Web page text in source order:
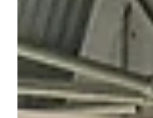
(CSWT) bei refraktärer
Symptome, Belastbarkeit,
weniger Angina-
Sicherheitsprofil. Die CSWT
gestützt.